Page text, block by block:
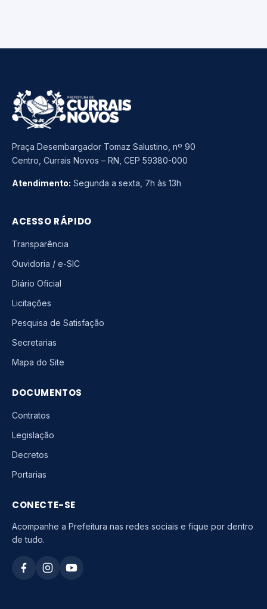
Praça Desembargador Tomaz Salustino, nº 90
Centro, Currais Novos – RN, CEP 59380-000
Atendimento: Segunda a sexta, 7h às 13h
ACESSO RÁPIDO
Transparência
Ouvidoria / e-SIC
Diário Oficial
Licitações
Pesquisa de Satisfação
Secretarias
Mapa do Site
DOCUMENTOS
Contratos
Legislação
Decretos
Portarias
CONECTE-SE
Acompanhe a Prefeitura nas redes sociais e fique por dentro
de tudo.